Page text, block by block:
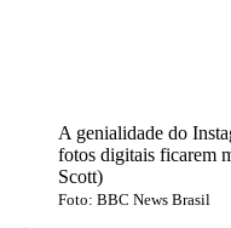
A genialidade do
fotos digitais ficarem
Scott)
Foto: BBC News Brasil